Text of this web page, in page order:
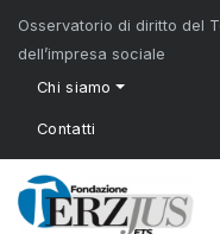
Osservatorio di diritto del
dell’impresa sociale
Chi siamo
Contatti